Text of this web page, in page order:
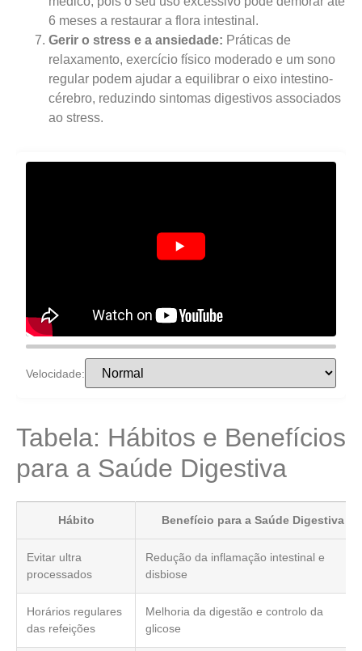
6 meses a restaurar a flora intestinal.
Gerir o stress e a ansiedade: Práticas de
relaxamento, exercício físico moderado e um sono
regular podem ajudar a equilibrar o eixo intestino-
cérebro, reduzindo sintomas digestivos associados
ao stress.
Velocidade:
Tabela: Hábitos e Benefícios
para a Saúde Digestiva
Hábito Benefício para a Saúde Digestiva
Evitar ultra
processados
Redução da inflamação intestinal e
disbiose
Horários regulares
das refeições
Melhoria da digestão e controlo da
glicose